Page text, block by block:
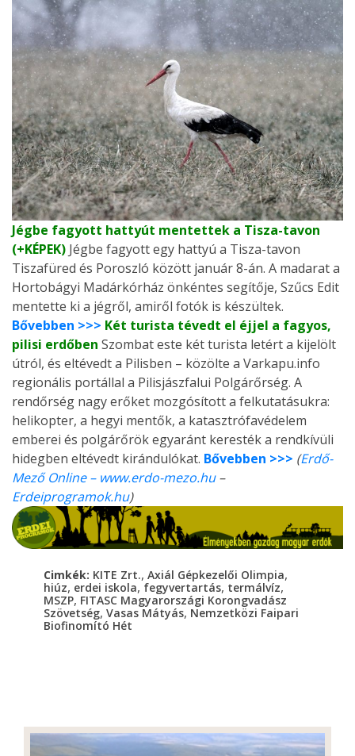
Jégbe fagyott hattyút mentettek a Tisza-tavon
(+KÉPEK) Jégbe fagyott egy hattyú a Tisza-tavon
Tiszafüred és Poroszló között január 8-án. A madarat a
Hortobágyi Madárkórház önkéntes segítője, Szűcs Edit
mentette ki a jégről, amiről fotók is készültek.
Bővebben >>> Két turista tévedt el éjjel a fagyos,
pilisi erdőben Szombat este két turista letért a kijelölt
útról, és eltévedt a Pilisben – közölte a Varkapu.info
regionális portállal a Pilisjászfalui Polgárőrség. A
rendőrség nagy erőket mozgósított a felkutatásukra:
helikopter, a hegyi mentők, a katasztrófavédelem
emberei és polgárőrök egyaránt keresték a rendkívüli
hidegben eltévedt kirándulókat. Bővebben >>> (Erdő-
Mező Online – www.erdo-mezo.hu–
Erdeiprogramok.hu)
Cimkék: KITE Zrt., Axiál Gépkezelői Olimpia,
hiúz, erdei iskola, fegyvertartás, termálvíz,
MSZP, FITASC Magyarországi Korongvadász
Szövetség, Vasas Mátyás, Nemzetközi Faipari
Biofinomító Hét